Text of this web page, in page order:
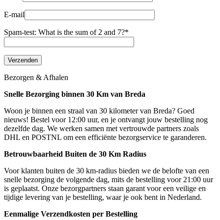
E-mail
Spam-test: What is the sum of 2 and 7?*
Bezorgen & Afhalen
Snelle Bezorging binnen 30 Km van Breda
Woon je binnen een straal van 30 kilometer van Breda? Goed
nieuws! Bestel voor 12:00 uur, en je ontvangt jouw bestelling nog
dezelfde dag. We werken samen met vertrouwde partners zoals
DHL en POSTNL om een efficiënte bezorgservice te garanderen.
Betrouwbaarheid Buiten de 30 Km Radius
Voor klanten buiten de 30 km-radius bieden we de belofte van een
snelle bezorging de volgende dag, mits de bestelling voor 21:00 uur
is geplaatst. Onze bezorgpartners staan garant voor een veilige en
tijdige levering van je bestelling, waar je ook bent in Nederland.
Eenmalige Verzendkosten per Bestelling